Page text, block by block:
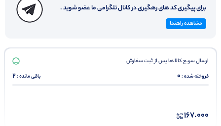
برای پیگیری کد های رهگیری در کانال تلگرامی ما عضو شوید .
مشاهده راهنما
ارسال سریع کالا ها پس از ثبت سفارش
فروخته شده :0 باقی مانده :2
167.000